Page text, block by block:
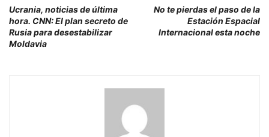
Ucrania, noticias de última
hora. CNN: El plan secreto de
Rusia para desestabilizar
Moldavia
No te pierdas el paso de la
Estación Espacial
Internacional esta noche